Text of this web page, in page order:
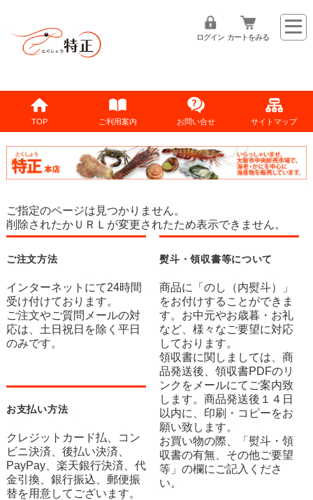
ログイン カートをみる
TOP ご利用案内 お問い合せ サイトマップ
ご指定のページは見つかりません。
削除されたかＵＲＬが変更されたため表示できません。
ご注文方法
インターネットにて24時間
受け付けております。
ご注文やご質問メールの対
応は、土日祝日を除く平日
のみです。
お支払い方法
クレジットカード払、コン
ビニ決済、後払い決済、
PayPay、楽天銀行決済、代
金引換、銀行振込、郵便振
替を用意してございます。
熨斗・領収書等について
商品に「のし（内熨斗）」
をお付けすることができま
す。お中元やお歳暮・お礼
など、様々なご要望に対応
しております。
領収書に関しましては、商
品発送後、領収書PDFのリ
ンクをメールにてご案内致
します。商品発送後１４日
以内に、印刷・コピーをお
願い致します。
お買い物の際、「熨斗・領
収書の有無、その他ご要望
等」の欄にご記入くださ
い。